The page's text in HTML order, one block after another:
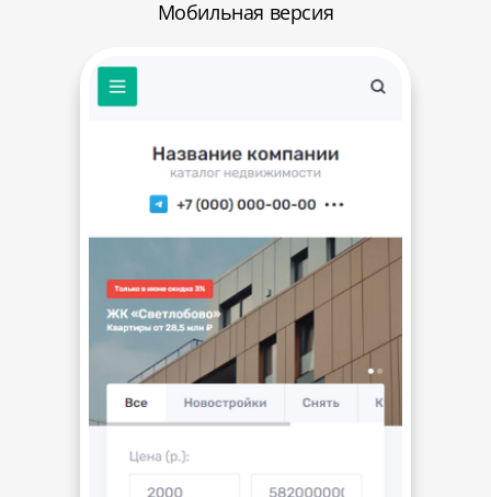
Мобильная версия